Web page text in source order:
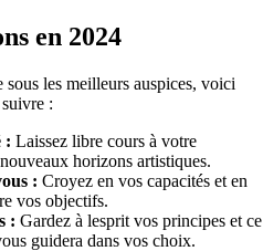
en 2024
les meilleurs auspices, voici
:
: Laissez libre cours à votre
horizons artistiques.
: Croyez en vos capacités et en
vos objectifs.
: Gardez à lesprit vos principes et ce
guidera dans vos choix.